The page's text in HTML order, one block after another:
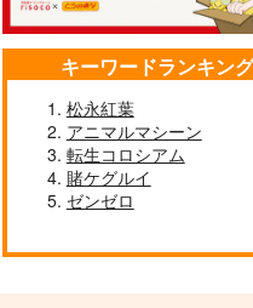
通勤道中であの娘がぱ
んつを見せてくる本
13嘘つき屋
円 （税込）
オリジナル
サンプル
カート
≪新刊
≫【B5
ド】艶
T2 ART
オリジナ
スキ妹々
5年目の放課後
しずく
サンプル
キーワードランキン
松永紅葉
アニマルマシーン
転生コロシアム
賭ケグルイ
ゼンゼロ